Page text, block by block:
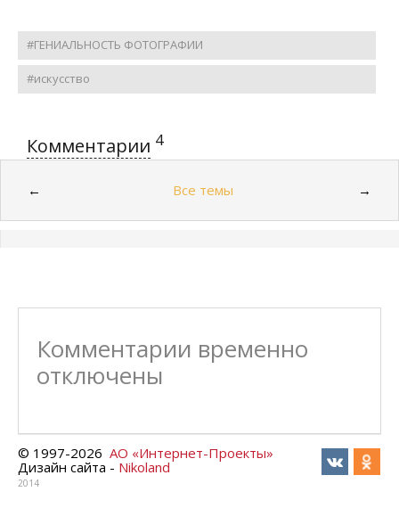
#ГЕНИАЛЬНОСТЬ ФОТОГРАФИИ
#искусство
Комментарии 4
← Все темы →
Комментарии временно
отключены
© 1997-2026 АО «Интернет-Проекты»
Дизайн сайта - Nikoland
2014